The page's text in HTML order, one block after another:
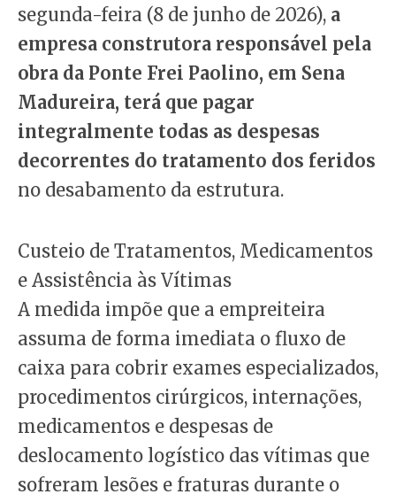
segunda-feira (8 de junho de 2026), a
empresa construtora responsável pela
obra da Ponte Frei Paolino, em Sena
Madureira, terá que pagar
integralmente todas as despesas
decorrentes do tratamento dos feridos
no desabamento da estrutura.
Custeio de Tratamentos, Medicamentos
e Assistência às Vítimas
A medida impõe que a empreiteira
assuma de forma imediata o fluxo de
caixa para cobrir exames especializados,
procedimentos cirúrgicos, internações,
medicamentos e despesas de
deslocamento logístico das vítimas que
sofreram lesões e fraturas durante o